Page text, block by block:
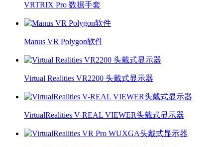
VRTRIX Pro 数据手套
Manus VR Polygon软件
Virtual Realities VR2200 头戴式显示器
VirtualRealities V-REAL VIEWER头戴式显示器